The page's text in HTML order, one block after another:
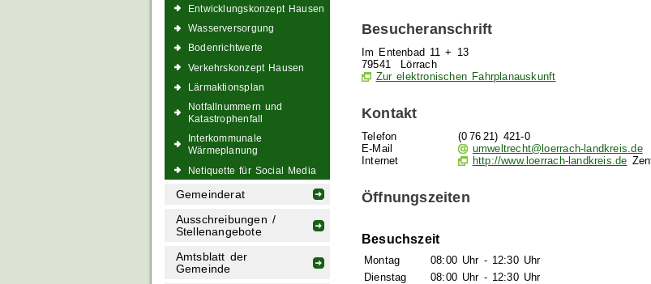
Entwicklungskonzept Hausen
Wasserversorgung
Bodenrichtwerte
Verkehrskonzept Hausen
Lärmaktionsplan
Notfallnummern und
Katastrophenfall
Interkommunale
Wärmeplanung
Netiquette für Social Media
Gemeinderat
Ausschreibungen /
Stellenangebote
Amtsblatt der
Gemeinde
Besucheranschrift
Im Entenbad 11 + 13
79541
Lörrach
Zur elektronischen Fahrplanauskunft
Kontakt
Telefon (0 76 21) 421-0
E-Mail
umweltrecht@loerrach-landkreis.de
Internet
http://www.loerrach-landkreis.de
Öffnungszeiten
Besuchszeit
Montag 08:00 Uhr- 12:30 Uhr
Dienstag
08:00 Uhr- 12:30 Uhr